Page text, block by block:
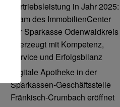
Vertriebsleistung in Jahr 2025:
Team des ImmobilienCenter
der Sparkasse Odenwaldkreis
überzeugt mit Kompetenz,
Service und Erfolgsbilanz
Digitale Apotheke in der
Sparkassen-Geschäftsstelle
Fränkisch-Crumbach eröffnet